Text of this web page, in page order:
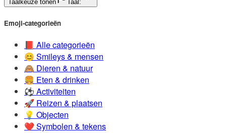
Taalkeuze tonen Taal:
Emoji-categorieën
📕️ Alle categorieën
😊️ Smileys & mensen
🙈️ Dieren & natuur
🍔️ Eten & drinken
⚽️ Activiteiten
🚀️ Reizen & plaatsen
💡️ Objecten
❤️ Symbolen & tekens